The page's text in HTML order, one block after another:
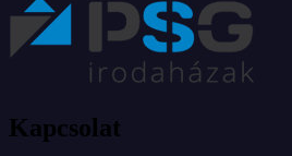
Kapcsolat